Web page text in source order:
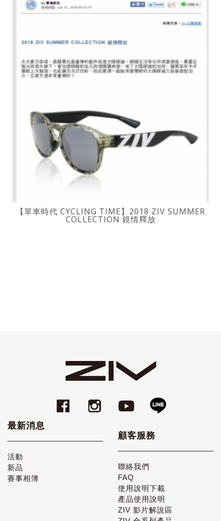
【單車時代 CYCLING TIME】2018 ZIV SUMMER
COLLECTION 鏡情釋放
最新消息
活動
新品
賽事相簿
顧客服務
聯絡我們
FAQ
使用說明下載
產品使用說明
ZIV 影片解說區